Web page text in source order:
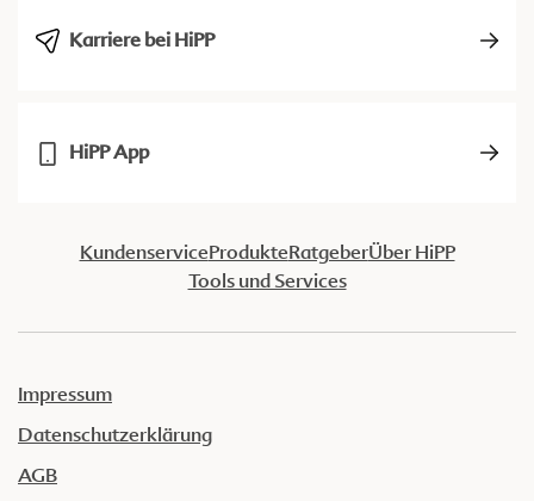
Karriere bei HiPP
HiPP App
KundenserviceProdukteRatgeberÜber HiPP
Tools und Services
Impressum
Datenschutzerklärung
AGB